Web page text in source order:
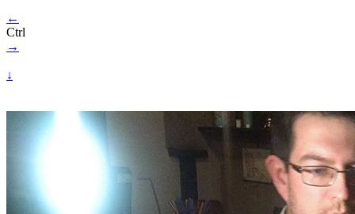
←
Ctrl
→
↓